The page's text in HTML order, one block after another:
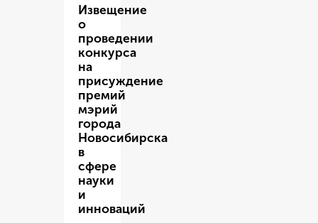
Извещение
о
проведении
конкурса
на
присуждение
премий
мэрий
города
Новосибирска
в
сфере
науки
и
инноваций